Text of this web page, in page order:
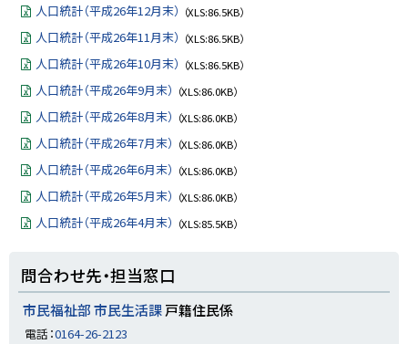
人口統計（平成26年12月末） （XLS:86.5KB）
人口統計（平成26年11月末） （XLS:86.5KB）
人口統計（平成26年10月末） （XLS:86.5KB）
人口統計（平成26年9月末） （XLS:86.0KB）
人口統計（平成26年8月末） （XLS:86.0KB）
人口統計（平成26年7月末） （XLS:86.0KB）
人口統計（平成26年6月末） （XLS:86.0KB）
人口統計（平成26年5月末） （XLS:86.0KB）
人口統計（平成26年4月末） （XLS:85.5KB）
問合わせ先・担当窓口
市民福祉部 市民生活課戸籍住民係
電話：0164-26-2123